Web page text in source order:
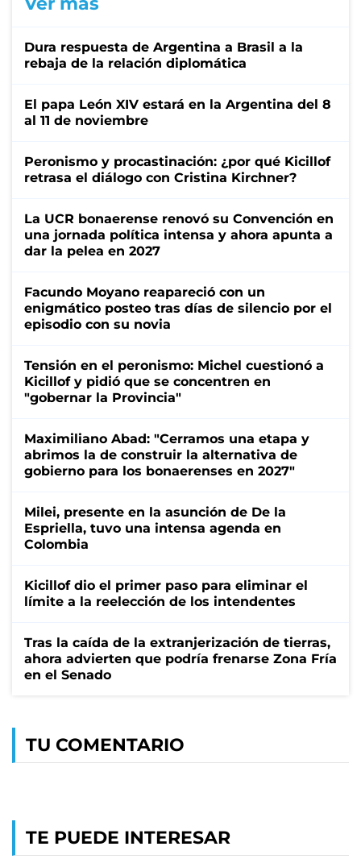
Dura respuesta de Argentina a Brasil a la
rebaja de la relación diplomática
El papa León XIV estará en la Argentina del 8
al 11 de noviembre
Peronismo y procastinación: ¿por qué Kicillof
retrasa el diálogo con Cristina Kirchner?
La UCR bonaerense renovó su Convención en
una jornada política intensa y ahora apunta a
dar la pelea en 2027
Facundo Moyano reapareció con un
enigmático posteo tras días de silencio por el
episodio con su novia
Tensión en el peronismo: Michel cuestionó a
Kicillof y pidió que se concentren en
"gobernar la Provincia"
Maximiliano Abad: "Cerramos una etapa y
abrimos la de construir la alternativa de
gobierno para los bonaerenses en 2027"
Milei, presente en la asunción de De la
Espriella, tuvo una intensa agenda en
Colombia
Kicillof dio el primer paso para eliminar el
límite a la reelección de los intendentes
Tras la caída de la extranjerización de tierras,
ahora advierten que podría frenarse Zona Fría
en el Senado
TU COMENTARIO
TE PUEDE INTERESAR